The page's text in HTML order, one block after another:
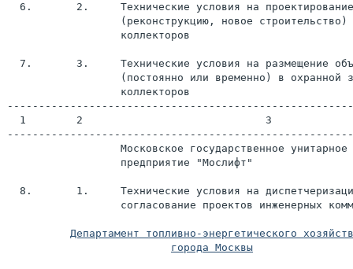
  6.       2.     Технические условия на проектирование
                  (реконструкцию, новое строительство)
                  коллекторов
7.       3.     Технические условия на размещение
(постоянно или временно) в охранной
                  коллекторов
  1        2                             3
                  Московское государственное унитарное
                  предприятие "Мослифт"
8.       1.     Технические условия на
согласование проектов инженерных
города Москвы